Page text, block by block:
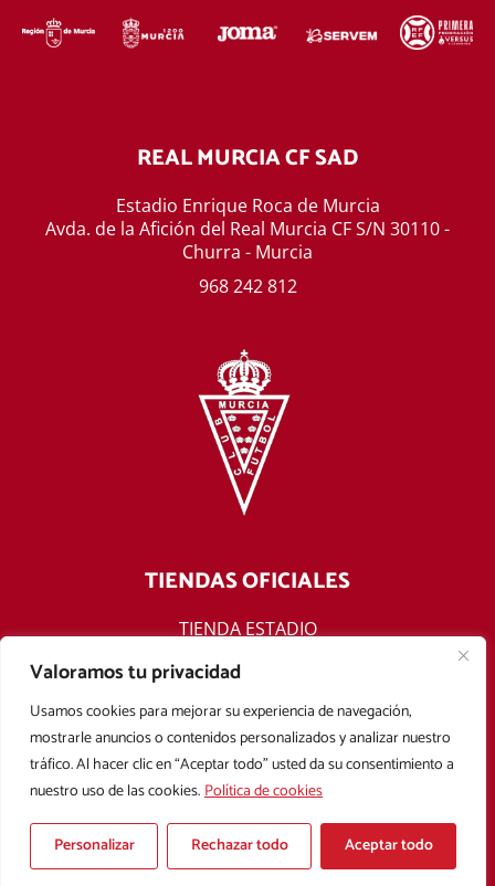
Valoramos tu privacidad
Usamos cookies para mejorar su experiencia de navegación,
mostrarle anuncios o contenidos personalizados y analizar nuestro
tráfico. Al hacer clic en “Aceptar todo” usted da su consentimiento a
nuestro uso de las cookies.Política de cookies
Personalizar Rechazar todo Aceptar todo
REAL MURCIA CF SAD
Estadio Enrique Roca de Murcia
Avda. de la Afición del Real Murcia CF S/N 30110 -
Churra - Murcia
968 242 812
TIENDAS OFICIALES
TIENDA ESTADIO
TIENDA ONLINE
F
a
c
e
b
o
o
k
T
w
i
t
t
e
r
Y
o
u
t
u
b
e
I
n
s
t
a
g
a
Copyright © 2025 Real Murcia. Diseñado con
Aviso legal Política de privacidad Política de cookies
Condiciones Generales de Contratación